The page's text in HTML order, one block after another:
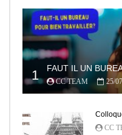
1 FAUT IL UN
CC TEAM 25/
CC